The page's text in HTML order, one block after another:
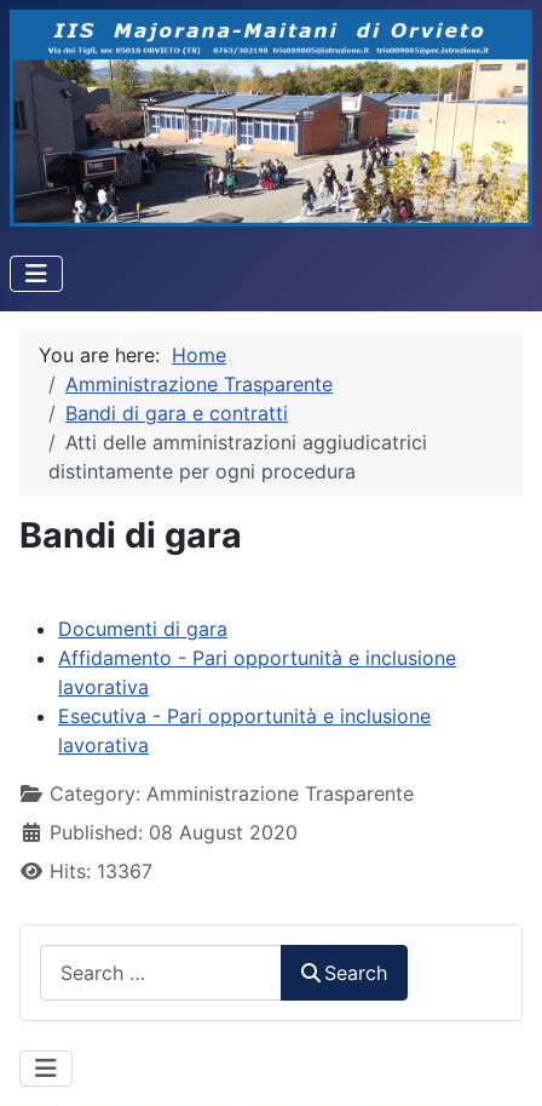
You are here: Home
Amministrazione Trasparente
Bandi di gara e contratti
Atti delle amministrazioni aggiudicatrici
distintamente per ogni procedura
Bandi di gara
Documenti di gara
Affidamento - Pari opportunità e inclusione
lavorativa
Esecutiva - Pari opportunità e inclusione
lavorativa
DetailsCategory: Amministrazione Trasparente
Published: 08 August 2020
Hits: 13367
Search